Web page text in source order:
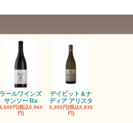
ラールワインズ
サンソー Ra
円(税込5,060
円)
デイビット＆ナ
ディア アリスタ
5,300円(税込5,830
円)